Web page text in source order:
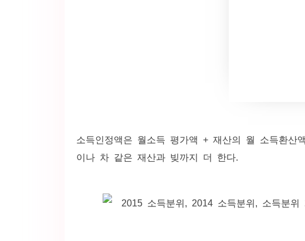
소득인정액은 월소득 평가액 + 재산의 월 소득환산
이나 차 같은 재산과 빚까지 더 한다.